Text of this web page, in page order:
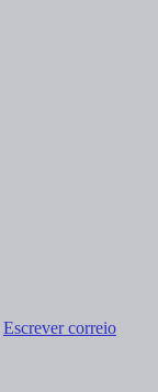
Escrever correio